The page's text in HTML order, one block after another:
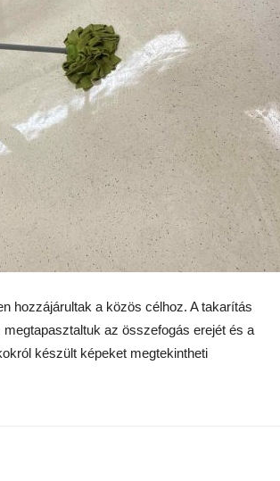
hozzájárultak a közös célhoz. A takarítás
az összefogás erejét és a
készült képeket megtekintheti